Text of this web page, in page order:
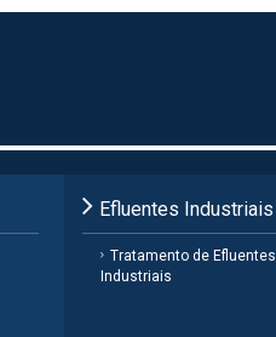
Efluentes Industriais
Tratamento de Efluentes
Industriais